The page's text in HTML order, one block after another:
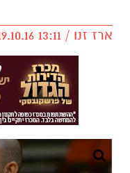
ארז זנו / 13:11 19.10.16